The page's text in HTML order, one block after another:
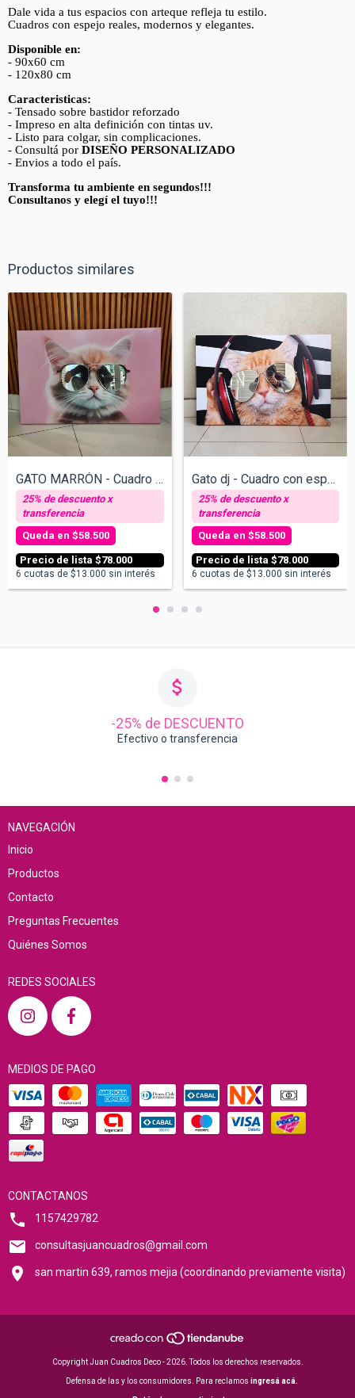
Dale vida a tus espacios con arteque refleja tu estilo.
Cuadros con espejo reales, modernos y elegantes.
Disponible en:
- 90x60 cm
- 120x80 cm
Caracteristicas:
- Tensado sobre bastidor reforzado
- Impreso en alta definición con tintas uv.
- Listo para colgar, sin complicaciones.
- Consultá por DISEÑO PERSONALIZADO
- Envios a todo el país.
Transforma tu ambiente en segundos!!!
Consultanos y elegí el tuyo!!!
Productos similares
GATO MARRÓN - Cuadro con espejos v/tamañ...
$78.000
$58.500
6 cuotas de $13.000 sin interés
Gato dj - Cuadro con espejos v/tamaños
$78.000
$58.500
6 cuotas de $13.000 sin interés
-25% de DESCUENTO
Efectivo o transferencia
NAVEGACIÓN
Inicio
Productos
Contacto
Preguntas Frecuentes
Quiénes Somos
REDES SOCIALES
MEDIOS DE PAGO
CONTACTANOS
1157429782
consultasjuancuadros@gmail.com
san martin 639, ramos mejia (coordinando previamente visita)
Copyright Juan Cuadros Deco - 2026. Todos los derechos reservados.
Defensa de las y los consumidores. Para reclamos ingresá acá.